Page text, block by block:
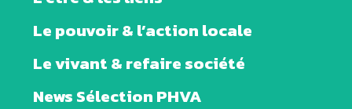
Le pouvoir & l’action locale
Le vivant & refaire société
News Sélection PHVA